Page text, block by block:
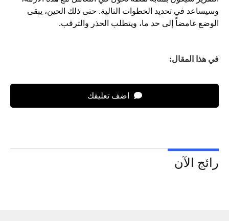
وسيساعد في تحديد الخطوات التالية. حتى ذلك الحين، يبقى
الوضع غامضاً إلى حد ما، ويتطلب الحذر والترقب.
في هذا المقال:
اضف تعليقك
رائج الآن